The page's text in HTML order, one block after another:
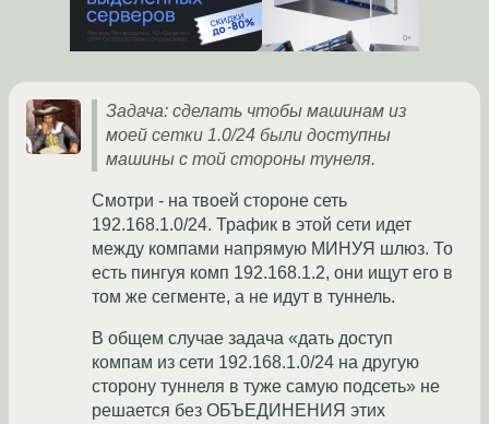
Задача: сделать чтобы машинам из
моей сетки 1.0/24 были доступны
машины с той стороны тунеля.
Смотри - на твоей стороне сеть
192.168.1.0/24. Трафик в этой сети идет
между компами напрямую МИНУЯ шлюз. То
есть пингуя комп 192.168.1.2, они ищут его в
том же сегменте, а не идут в туннель.
В общем случае задача «дать доступ
компам из сети 192.168.1.0/24 на другую
сторону туннеля в туже самую подсеть» не
решается без ОБЪЕДИНЕНИЯ этих